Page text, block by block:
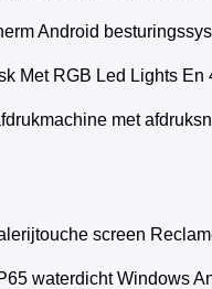
Android
Met RGB Led Lights
met
screen
waterdicht Windows